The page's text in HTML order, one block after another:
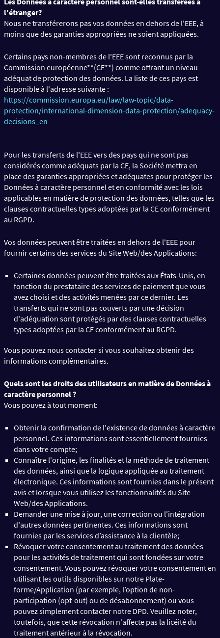
l'étranger?
Nous ne transférerons pas vos données en dehors de l'EEE, à
moins que des garanties appropriées ne soient appliquées.
Certains pays non-membres de l'EEE sont reconnus par la
Commission européenne**(CE**) comme offrant un niveau
adéquat de protection des données. La liste de ces pays est
disponible à l'adresse suivante :
https://commission.europa.eu/law/law-topic/data-
protection/international-dimension-data-protection/adequacy-
decisions_en
Pour les transferts de l'EEE vers des pays qui ne sont pas
considérés comme adéquats par la CE, la Société mettra en
place des garanties appropriées et adéquates pour protéger les
Données à caractère personnel et en conformité avec les lois
applicables en matière de protection des données, telles que les
clauses contractuelles types adoptées par la CE conformément
au RGPD.
Vos données peuvent être traitées en dehors de l'EEE pour
fournir certains des services du Site Web/des Applications:
Certaines données peuvent être traitées aux États-Unis, en
fonction du prestataire des services de paiement que vous
avez choisi et des activités menées par ce dernier. Les
transferts qui ne sont pas couverts par une décision
d'adéquation sont protégés par des clauses contractuelles
types adoptées par la CE conformément au RGPD.
Vous pouvez nous contacter si vous souhaitez obtenir des
informations complémentaires.
Quels sont les droits des utilisateurs en matière de Données à
caractère personnel ?
Vous pouvez à tout moment:
Obtenir la confirmation de l'existence de données à caractère
personnel. Ces informations sont essentiellement fournies
dans votre compte;
Connaître l'origine, les finalités et la méthode de traitement
des données, ainsi que la logique appliquée au traitement
électronique. Ces informations sont fournies dans le présent
avis et lorsque vous utilisez les fonctionnalités du Site
Web/des Applications.
Demander une mise à jour, une correction ou l'intégration
d'autres données pertinentes. Ces informations sont
fournies par les services d’assistance à la clientèle;
Révoquer votre consentement au traitement des données
pour les activités de traitement qui sont fondées sur votre
consentement. Vous pouvez révoquer votre consentement en
utilisant les outils disponibles sur notre Plate-
forme/Application (par exemple, l’option de non-
participation (opt-out) ou de désabonnement) ou vous
pouvez simplement contacter notre DPD. Veuillez noter,
toutefois, que cette révocation n'affecte pas la licéité du
traitement antérieur à la révocation.